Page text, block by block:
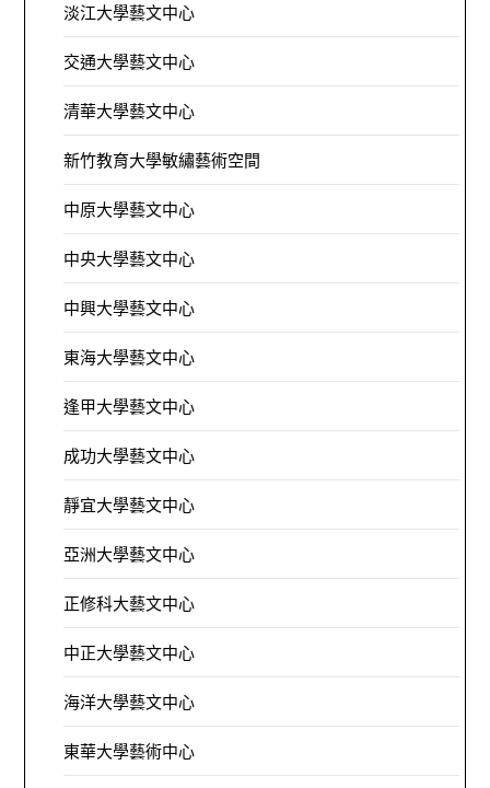
淡江大學藝文中心
交通大學藝文中心
清華大學藝文中心
新竹教育大學敏繡藝術空間
中原大學藝文中心
中央大學藝文中心
中興大學藝文中心
東海大學藝文中心
逢甲大學藝文中心
成功大學藝文中心
靜宜大學藝文中心
亞洲大學藝文中心
正修科大藝文中心
中正大學藝文中心
海洋大學藝文中心
東華大學藝術中心